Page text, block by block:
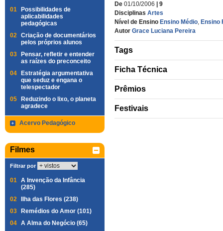
01
Possibilidades de
aplicabilidades
pedagógicas
02 Criação de documentários
pelos próprios alunos
03
Pensar, refletir e entender
as raízes do preconceito
04
Estratégia argumentativa
que seduz e engana o
telespectador
05
Reduzindo o lixo, o planeta
agradece
Acervo Pedagógico
Filmes
Filtrar por
01 A Invenção da Infância
(285)
02
Ilha das Flores (238)
03
Remédios do Amor (101)
04 A Alma do Negócio (65)
De 01/10/2006
| 9
Disciplinas Artes
Nível de Ensino Ensino Médio, Ensino
Autor Grace Luciana Pereira
Tags
Ficha Técnica
Prêmios
Festivais